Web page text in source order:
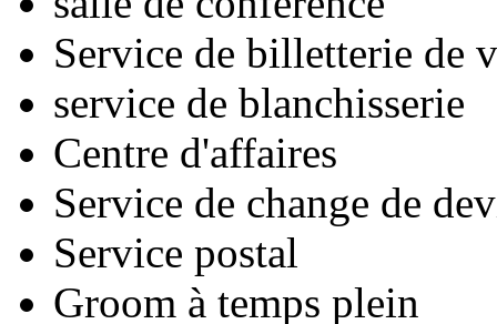
Service de billetterie de
service de blanchisserie
Centre d'affaires
Service de change de
Service postal
Groom à temps plein